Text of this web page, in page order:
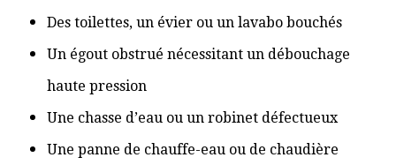
Des toilettes, un évier ou un lavabo bouchés
Un égout obstrué nécessitant un débouchage
haute pression
Une chasse d’eau ou un robinet défectueux
Une panne de chauffe-eau ou de chaudière